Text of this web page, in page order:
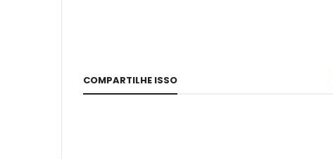
COMPARTILHE ISSO